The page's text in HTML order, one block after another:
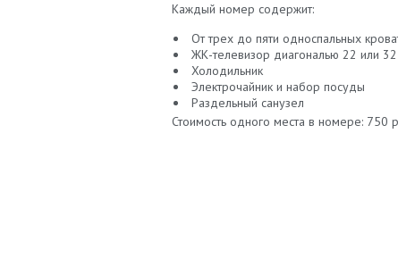
Каждый номер содержит:
От трех до пяти односпальных
ЖК-телевизор диагональю 22 или
Холодильник
Электрочайник и набор посуды
Раздельный санузел
Стоимость одного места в номере: 750